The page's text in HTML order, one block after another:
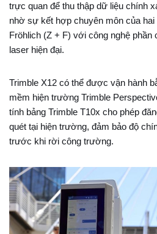
trực quan để thu thập dữ liệu chính
nhờ sự kết hợp chuyên môn của hai
Fröhlich (Z + F) với công nghệ phần
laser hiện đại.
Trimble X12 có thể được vận hành
mềm hiện trường Trimble
tính bảng Trimble T10x cho phép
quét tại hiện trường, đảm bảo độ
trước khi rời công trường.